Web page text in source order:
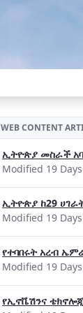
WEB CONTENT
ኢትዮጵያ መስራች
Modified 19
ኢትዮጵያ ከ29
Modified 19
የተባበሩት አረብ
Modified 19
የኢኖቬሽንና